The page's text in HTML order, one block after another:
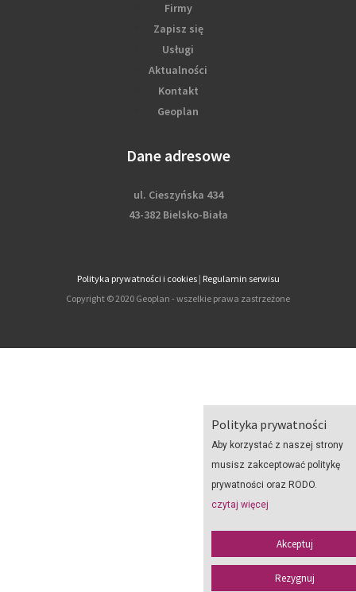
Polityka prywatności
Aby korzystać z naszej strony
musisz zakceptować politykę
prywatności oraz RODO.
czytaj więcej
Akceptuj
Rezygnuj
Firmy
Zapisz się
Usługi
Aktualności
Kontakt
Geoplan
Dane adresowe
ul. Cieszyńska 434
43-382 Bielsko-Biała
Polityka prywatności i cookies| Regulamin serwisu
Copyright © 2020 Geoplan - wszelkie prawa zastrzeżone